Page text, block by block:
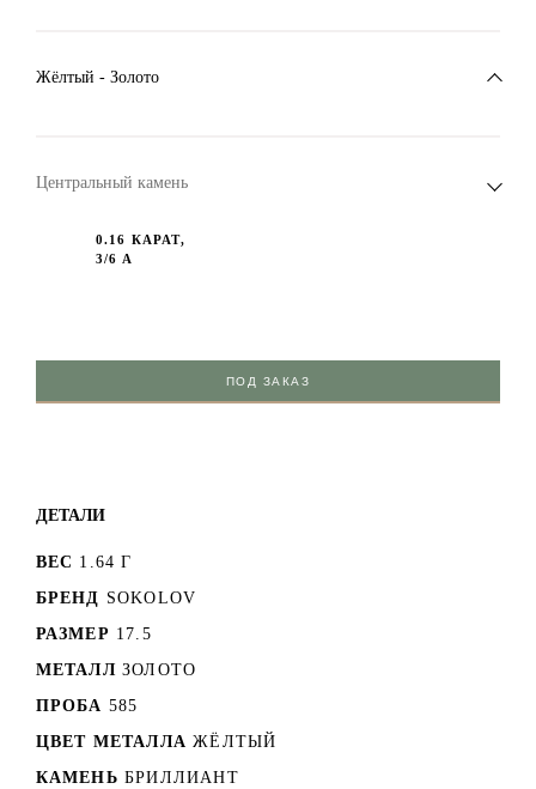
Жёлтый - Золото
Центральный камень
0.16 КАРАТ,
3/6 А
ПОД ЗАКАЗ
ДЕТАЛИ
ВЕС 1.64 Г
БРЕНД SOKOLOV
РАЗМЕР 17.5
МЕТАЛЛ ЗОЛОТО
ПРОБА 585
ЦВЕТ МЕТАЛЛА ЖЁЛТЫЙ
КАМЕНЬ БРИЛЛИАНТ